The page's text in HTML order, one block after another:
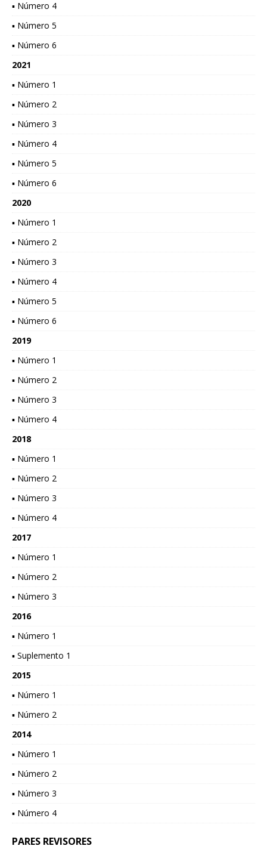
▪ Número 4
▪ Número 5
▪ Número 6
2021
▪ Número 1
▪ Número 2
▪ Número 3
▪ Número 4
▪ Número 5
▪ Número 6
2020
▪ Número 1
▪ Número 2
▪ Número 3
▪ Número 4
▪ Número 5
▪ Número 6
2019
▪ Número 1
▪ Número 2
▪ Número 3
▪ Número 4
2018
▪ Número 1
▪ Número 2
▪ Número 3
▪ Número 4
2017
▪ Número 1
▪ Número 2
▪ Número 3
2016
▪ Número 1
▪ Suplemento 1
2015
▪ Número 1
▪ Número 2
2014
▪ Número 1
▪ Número 2
▪ Número 3
▪ Número 4
PARES REVISORES